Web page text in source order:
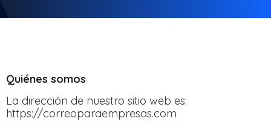
Quiénes somos
La dirección de nuestro sitio web es:
https://correoparaempresas.com